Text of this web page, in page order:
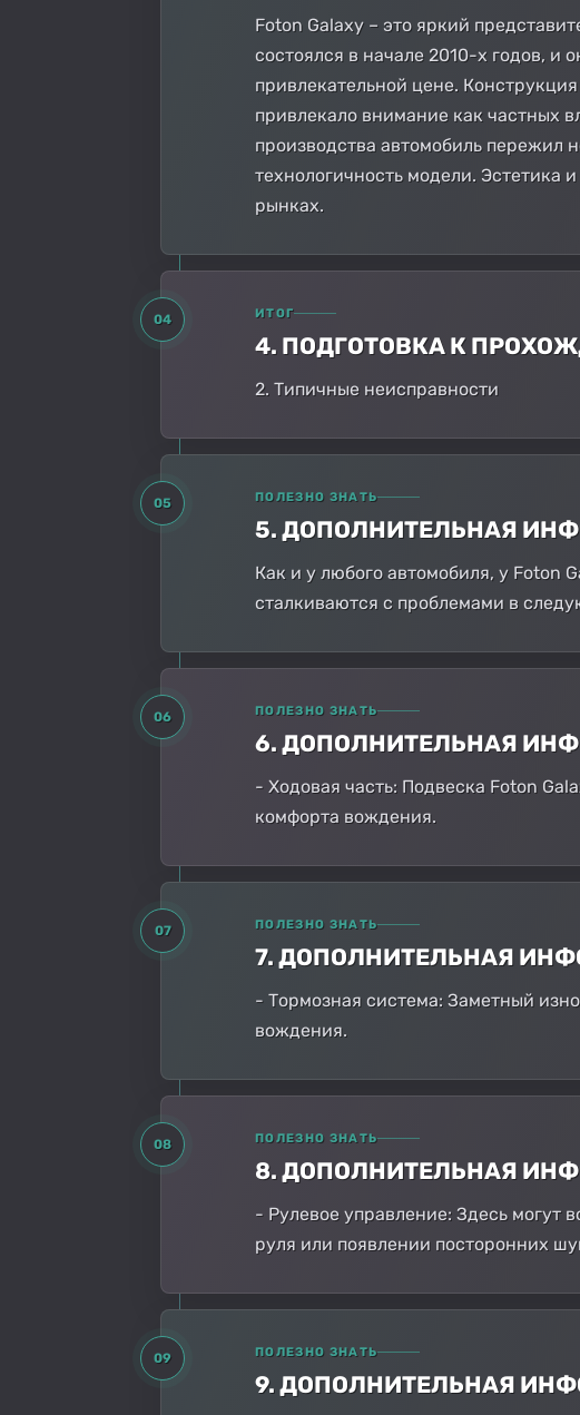
Foton Galaxy – это яркий
состоялся в начале 2010-х годов, и
привлекательной цене.
привлекало внимание как частных
производства автомобиль пережил
технологичность модели. Эстетика
рынках.
04 ИТОГ
4. ПОДГОТОВКА К
2. Типичные неисправности
05 ПОЛЕЗНО ЗНАТЬ
5. ДОПОЛНИТЕЛЬНАЯ
Как и у любого автомобиля, у Foton
сталкиваются с проблемами в
06 ПОЛЕЗНО ЗНАТЬ
6. ДОПОЛНИТЕЛЬНАЯ
- Ходовая часть: Подвеска Foton
комфорта вождения.
07 ПОЛЕЗНО ЗНАТЬ
7. ДОПОЛНИТЕЛЬНАЯ
- Тормозная система: Заметный
вождения.
08 ПОЛЕЗНО ЗНАТЬ
8. ДОПОЛНИТЕЛЬНАЯ
- Рулевое управление: Здесь могут
руля или появлении посторонних
09 ПОЛЕЗНО ЗНАТЬ
9. ДОПОЛНИТЕЛЬНАЯ